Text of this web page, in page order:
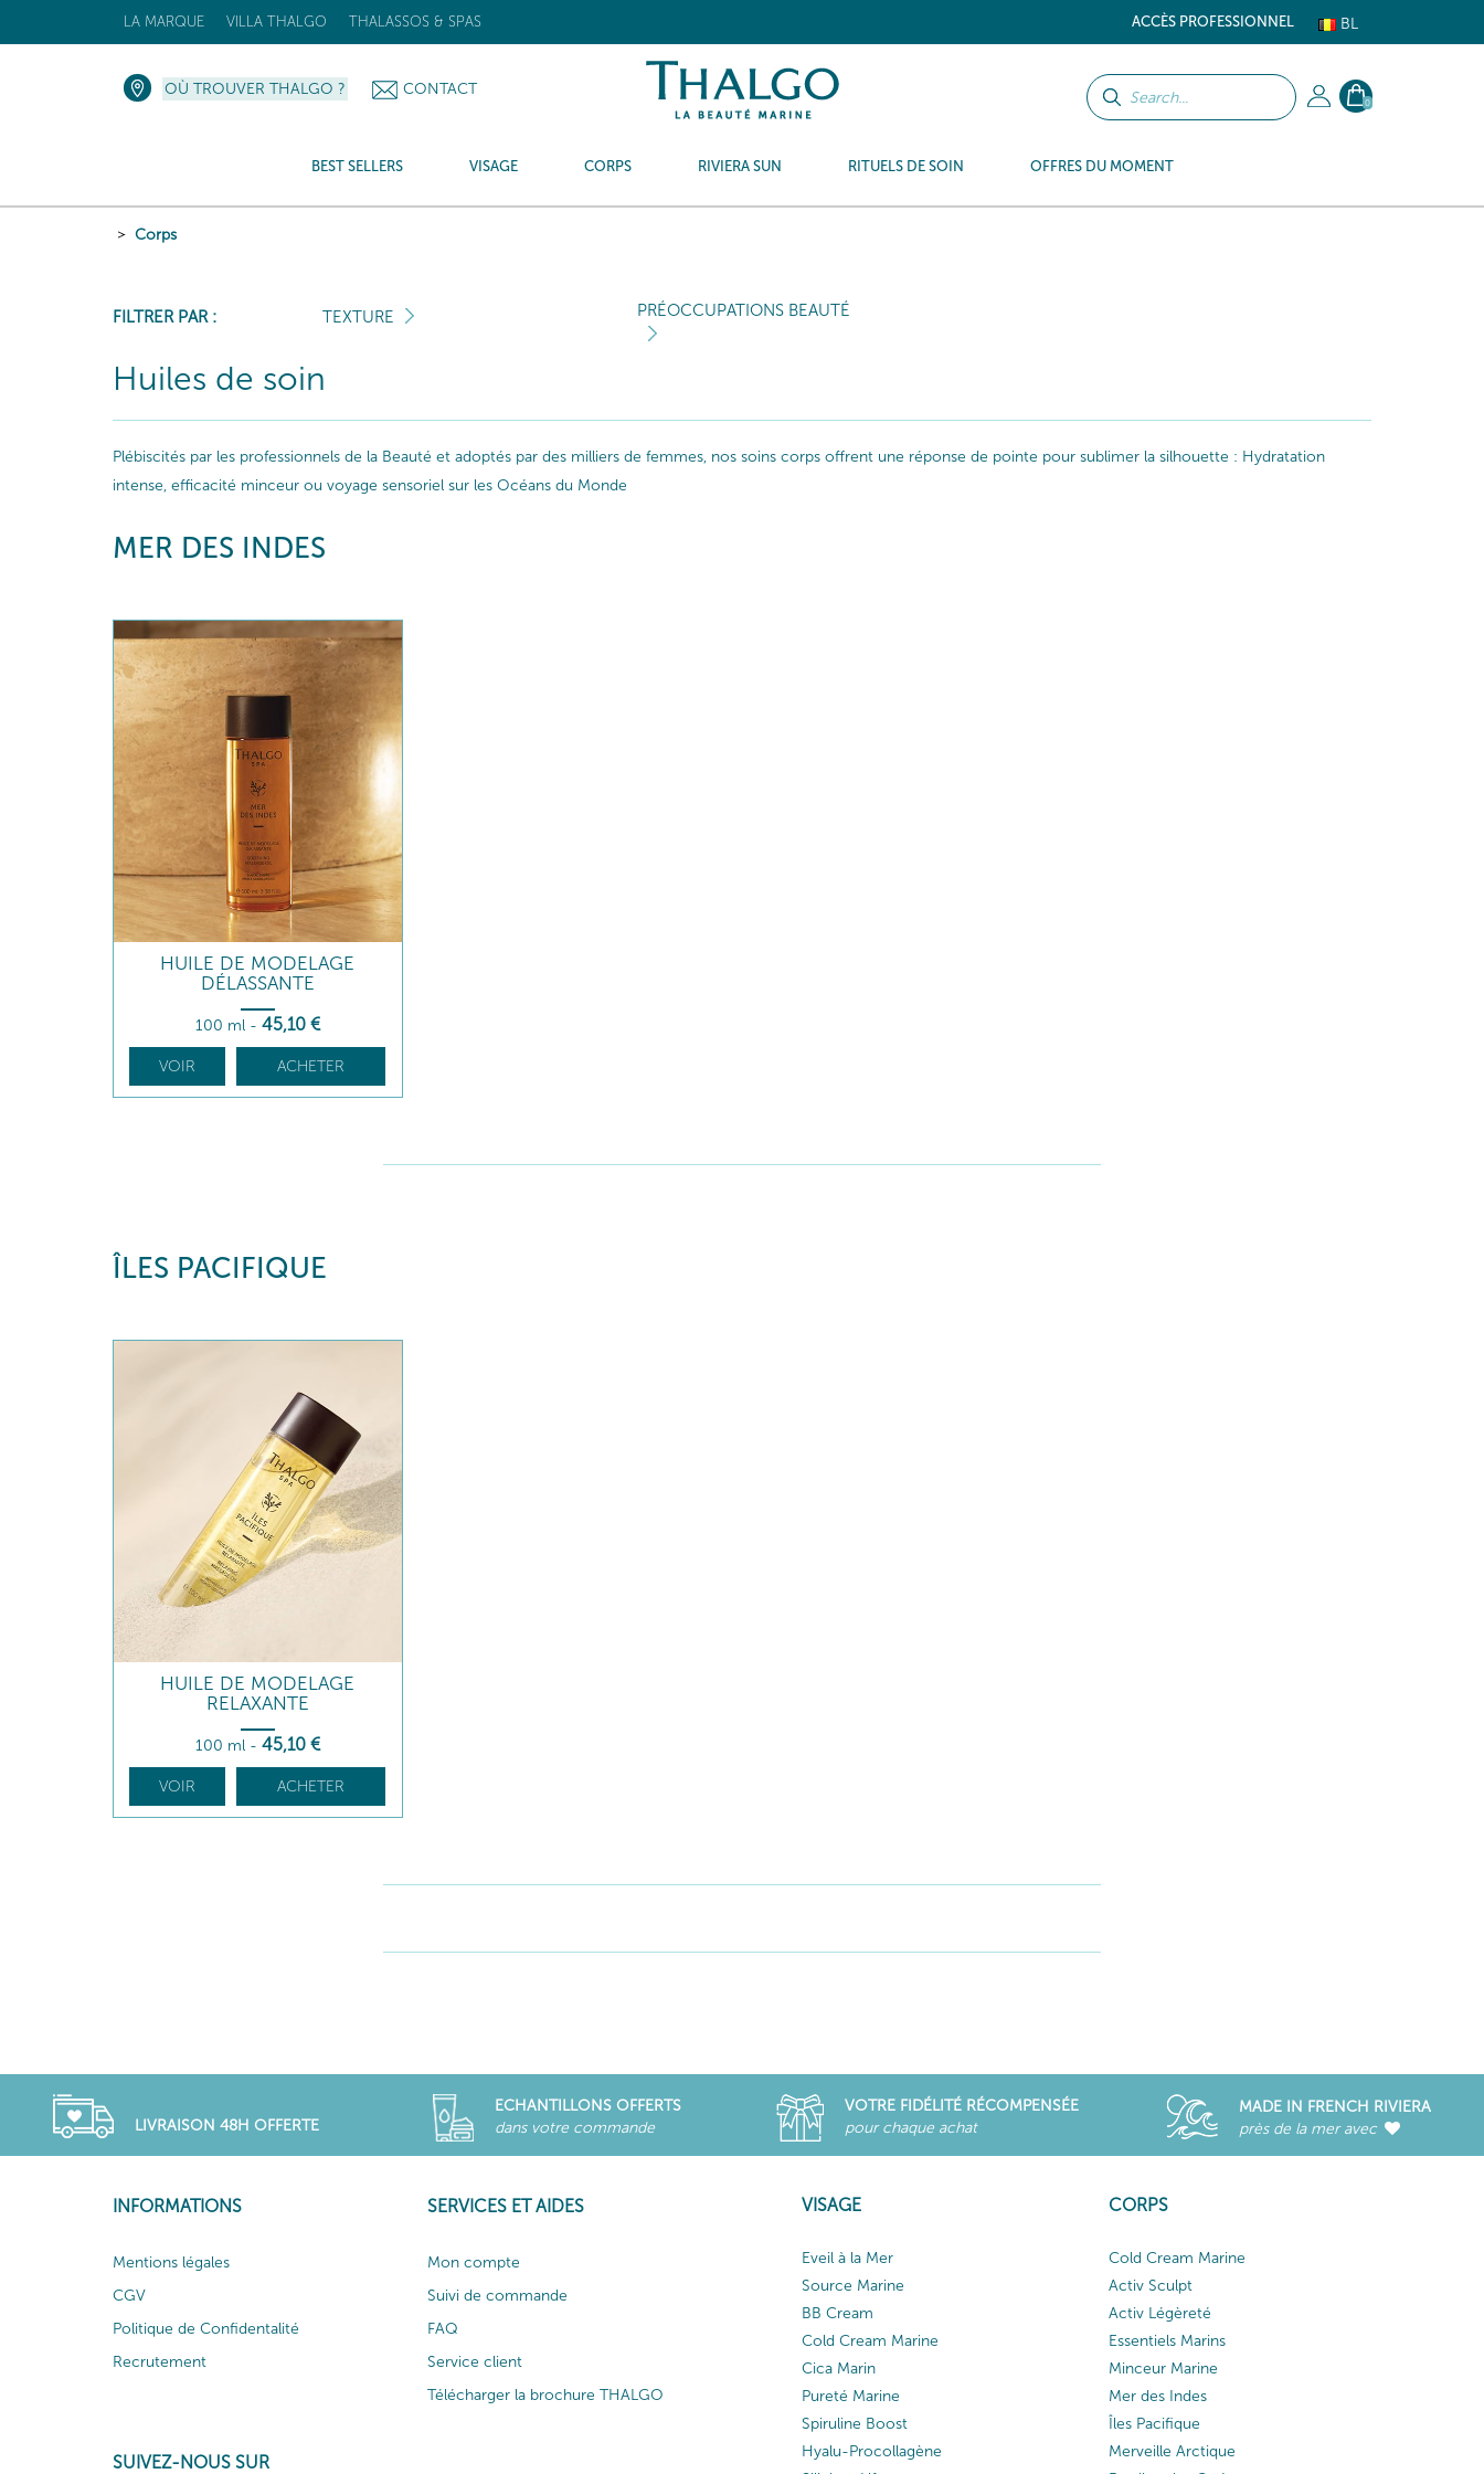
BL
ACCÈS PROFESSIONNEL
LA MARQUE VILLA THALGO THALASSOS & SPAS
0
OÙ TROUVER THALGO ? CONTACT
BEST SELLERS VISAGE CORPS RIVIERA SUN RITUELS DE SOIN OFFRES DU MOMENT
Corps
FILTRER PAR : TEXTURE PRÉOCCUPATIONS BEAUTÉ
Huiles de soin
Plébiscités par les professionnels de la Beauté et adoptés par des milliers de femmes, nos soins corps offrent une réponse de pointe pour sublimer la silhouette : Hydratation
intense, efficacité minceur ou voyage sensoriel sur les Océans du Monde
MER DES INDES
HUILE DE MODELAGE
DÉLASSANTE
100 ml - 45,10 €
VOIR ACHETER
ÎLES PACIFIQUE
HUILE DE MODELAGE
RELAXANTE
100 ml - 45,10 €
VOIR ACHETER
LIVRAISON 48H OFFERTE
ECHANTILLONS OFFERTS
dans votre commande
VOTRE FIDÉLITÉ RÉCOMPENSÉE
pour chaque achat
MADE IN FRENCH RIVIERA
près de la mer avec
INFORMATIONS
Mentions légales
CGV
Politique de Confidentalité
Recrutement
SUIVEZ-NOUS SUR
SERVICES ET AIDES
Mon compte
Suivi de commande
FAQ
Service client
Télécharger la brochure THALGO
VISAGE
Eveil à la Mer
Source Marine
BB Cream
Cold Cream Marine
Cica Marin
Pureté Marine
Spiruline Boost
Hyalu-Procollagène
CORPS
Cold Cream Marine
Activ Sculpt
Activ Légèreté
Essentiels Marins
Minceur Marine
Mer des Indes
Îles Pacifique
Merveille Arctique